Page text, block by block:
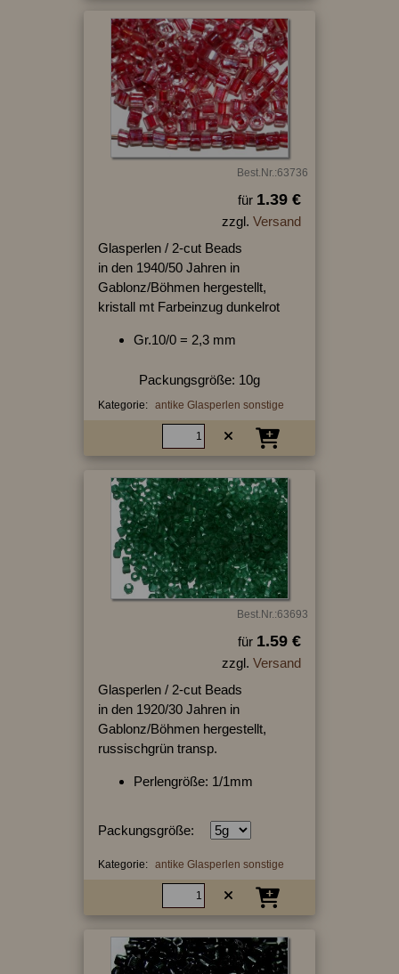
Best.Nr.:63736
für 1.39 €
zzgl. Versand
Glasperlen / 2-cut Beads
in den 1940/50 Jahren in
Gablonz/Böhmen hergestellt,
kristall mt Farbeinzug dunkelrot
Gr.10/0 = 2,3 mm
Packungsgröße: 10g
Kategorie: antike Glasperlen sonstige
Best.Nr.:63693
für 1.59 €
zzgl. Versand
Glasperlen / 2-cut Beads
in den 1920/30 Jahren in
Gablonz/Böhmen hergestellt,
russischgrün transp.
Perlengröße: 1/1mm
Packungsgröße:
Kategorie: antike Glasperlen sonstige